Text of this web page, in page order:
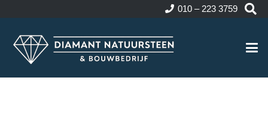
010 – 223 3759